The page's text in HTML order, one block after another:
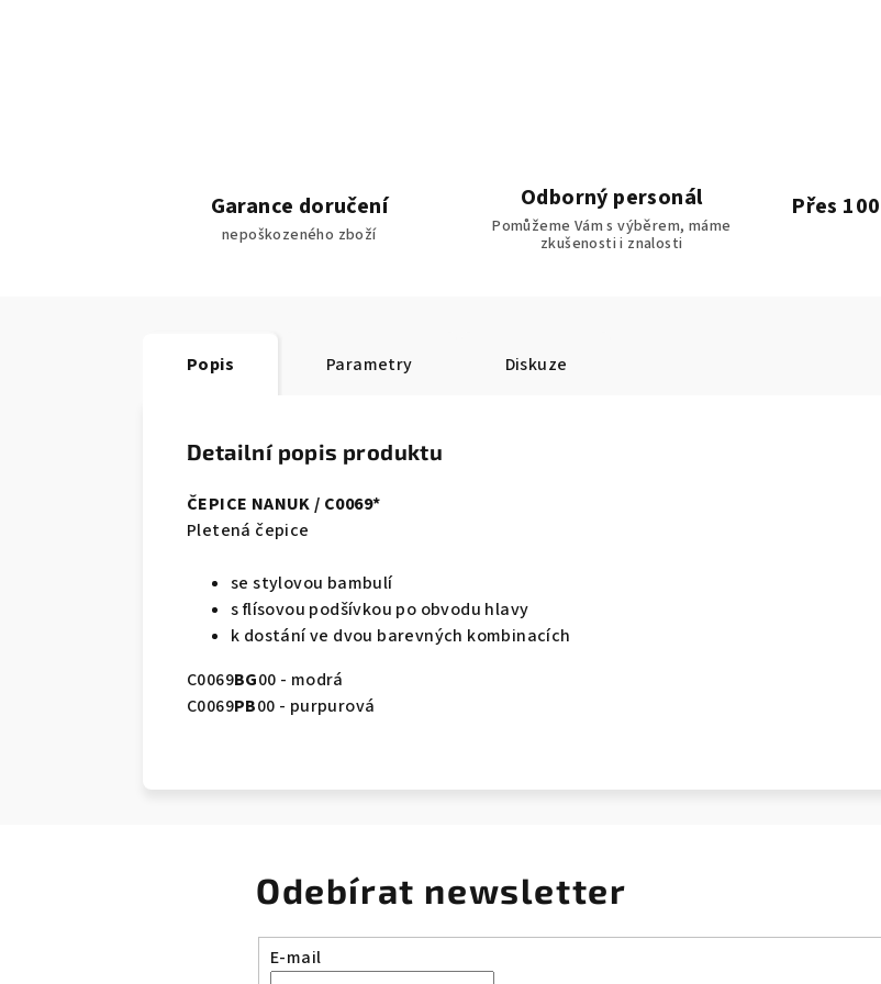
Garance doručení
nepoškozeného zboží
Odborný personál
Pomůžeme Vám s výběrem, máme
zkušenosti i znalosti
Přes
Popis Parametry Diskuze
Detailní popis produktu
ČEPICE NANUK / C0069*
Pletená čepice
se stylovou bambulí
s flísovou podšívkou po obvodu hlavy
k dostání ve dvou barevných kombinacích
C0069BG00 - modrá
C0069PB00 - purpurová
Odebírat newsletter
E-mail